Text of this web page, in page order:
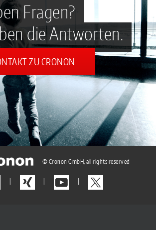
Fragen?
die Antworten.
ZU CRONON
© Cronon GmbH, all rights reserved